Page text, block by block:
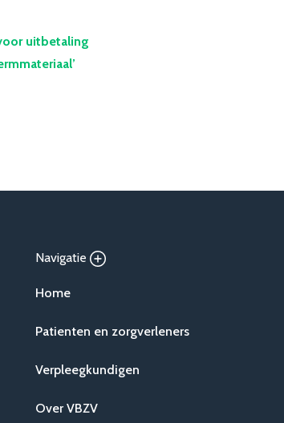
uitbetaling
Navigatie
Home
Patienten en zorgverleners
Verpleegkundigen
Over VBZV